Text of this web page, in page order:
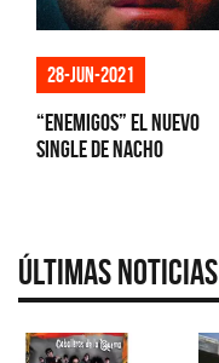
28-jun-2021
“Enemigos” el nuevo
single de Nacho
Últimas